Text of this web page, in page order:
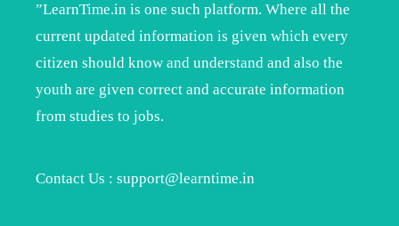
”LearnTime.in is one such platform. Where all the
current updated information is given which every
citizen should know and understand and also the
youth are given correct and accurate information
from studies to jobs.
Contact Us : support@learntime.in